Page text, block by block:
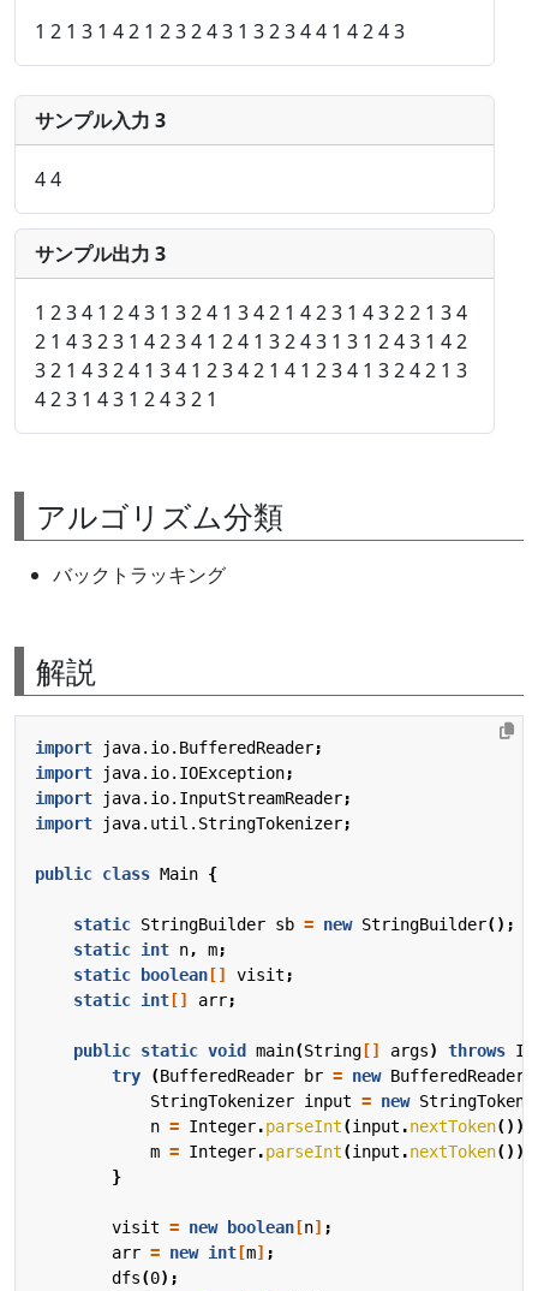
1 2 1 3 1 4 2 1 2 3 2 4 3 1 3 2 3 4 4 1 4 2 4 3
サンプル入力 3
4 4
サンプル出力 3
1 2 3 4 1 2 4 3 1 3 2 4 1 3 4 2 1 4 2 3 1 4 3 2 2 1 3 4
2 1 4 3 2 3 1 4 2 3 4 1 2 4 1 3 2 4 3 1 3 1 2 4 3 1 4 2
3 2 1 4 3 2 4 1 3 4 1 2 3 4 2 1 4 1 2 3 4 1 3 2 4 2 1 3
4 2 3 1 4 3 1 2 4 3 2 1
アルゴリズム分類
バックトラッキング
解説
import java.io.BufferedReader;
import
java.io.IOException;
import
java.io.InputStreamReader;
import
java.util.StringTokenizer;
public class Main {
static StringBuilder sb = new StringBuilder();
static int n, m;
static
boolean [] visit ;
static int [] arr;
public static void main(String [] args) throws
try
(BufferedReader br = new BufferedReader
StringTokenizer input = new
n = Integer.parseInt(input .nextToken());
m = Integer.parseInt(input .nextToken());
}
visit = new boolean [n] ;
arr = new int [m] ;
dfs(0);